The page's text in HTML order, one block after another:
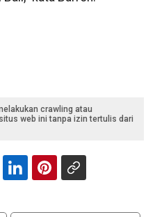
crawling atau
web ini tanpa izin tertulis dari